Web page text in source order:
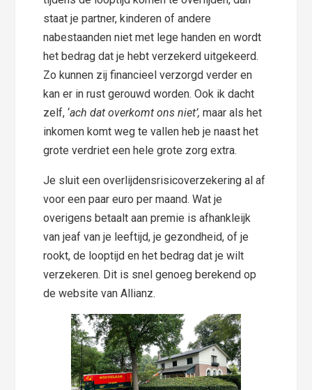
staat je partner, kinderen of andere
nabestaanden niet met lege handen en wordt
het bedrag dat je hebt verzekerd uitgekeerd.
Zo kunnen zij financieel verzorgd verder en
kan er in rust gerouwd worden. Ook ik dacht
zelf, ‘ach dat overkomt ons niet’, maar als het
inkomen komt weg te vallen heb je naast het
grote verdriet een hele grote zorg extra.
Je sluit een overlijdensrisicoverzekering al af
voor een paar euro per maand. Wat je
overigens betaalt aan premie is afhankleijk
van jeaf van je leeftijd, je gezondheid, of je
rookt, de looptijd en het bedrag dat je wilt
verzekeren. Dit is snel genoeg berekend op
de website van Allianz.